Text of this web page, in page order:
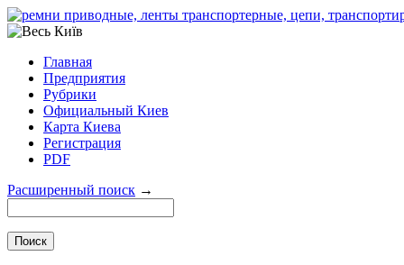
Главная
Предприятия
Рубрики
Официальный Киев
Карта Киева
Регистрация
PDF
Расширенный поиск →